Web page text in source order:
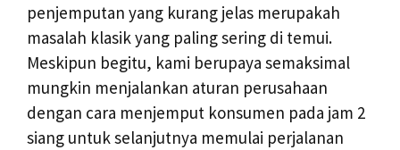
penjemputan yang kurang jelas merupakah
masalah klasik yang paling sering di temui.
Meskipun begitu, kami berupaya semaksimal
mungkin menjalankan aturan perusahaan
dengan cara menjemput konsumen pada jam 2
siang untuk selanjutnya memulai perjalanan